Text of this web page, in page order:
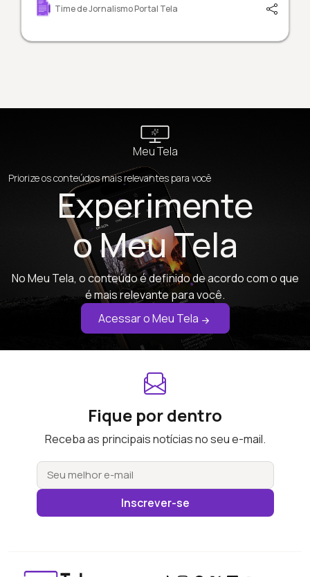
Time de Jornalismo Portal Tela
Meu Tela
Priorize os conteúdos mais relevantes para você
Experimente
o Meu Tela
No Meu Tela, o conteúdo é definido de acordo com o que
é mais relevante para você.
Acessar o Meu Tela
Fique por dentro
Receba as principais notícias no seu e-mail.
Inscrever-se